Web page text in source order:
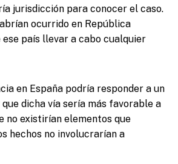
jurisdicción para conocer el caso.
ocurrido en República
país llevar a cabo cualquier
en España podría responder a un
dicha vía sería más favorable a
no existirían elementos que
hechos no involucrarían a